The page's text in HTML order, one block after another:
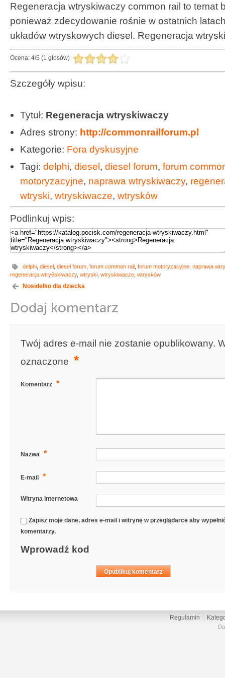
Regeneracja wtryskiwaczy common rail to temat
ponieważ zdecydowanie rośnie w ostatnich
układów wtryskowych diesel. Regeneracja
Ocena: 4/5 (1 głosów)
Szczegóły wpisu:
Tytuł: Regeneracja wtryskiwaczy
Adres strony: http://commonrailforum.pl
Kategorie: Fora dyskusyjne
Tagi: delphi, diesel, diesel forum, forum
motoryzacyjne, naprawa wtryskiwaczy,
wtryski, wtryskiwacze, wtrysków
Podlinkuj wpis:
delphi diesel diesel forum forum common rail forum motoryzacyjne naprawa
regeneracja wtry6skiwaczy, wtryski wtryskiwacze wtrysków
Nosidełko dla dziecka
Dodaj komentarz
Twój adres e-mail nie zostanie opublikowany.
oznaczone *
Komentarz *
Nazwa *
E-mail *
Witryna internetowa
Zapisz moje dane, adres e-mail i witrynę w przeglądarce aby
komentarzy.
Wprowadź kod
Regulamin